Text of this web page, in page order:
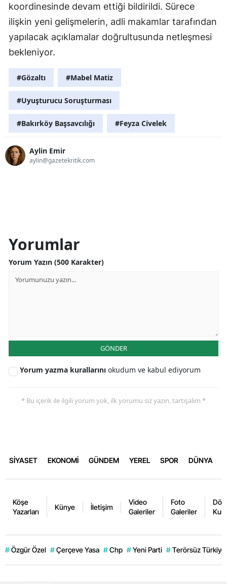
koordinesinde devam ettiği bildirildi. Sürece
ilişkin yeni gelişmelerin, adli makamlar tarafından
yapılacak açıklamalar doğrultusunda netleşmesi
bekleniyor.
#Gözaltı #Mabel Matiz
#Uyuşturucu Soruşturması
#Bakırköy Başsavcılığı #Feyza Civelek
Aylin Emir
aylin@gazetekritik.com
Yorumlar
Yorum Yazın (500 Karakter)
GÖNDER
Yorum yazma kurallarını okudum ve kabul ediyorum
* Bu içerik ile ilgili yorum yok, ilk yorumu siz yazın, tartışalım *
SİYASET EKONOMİ GÜNDEM YEREL SPOR DÜNYA
Köşe
Yazarları
Künye İletişim
Video
Galeriler
Foto
Galeriler
# Özgür Özel # Çerçeve Yasa # Chp # Yeni Parti # Terörsüz Türkiye